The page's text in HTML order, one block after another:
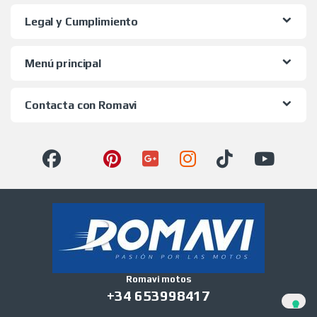
Legal y Cumplimiento
Menú principal
Contacta con Romavi
Romavi motos
+34 653998417